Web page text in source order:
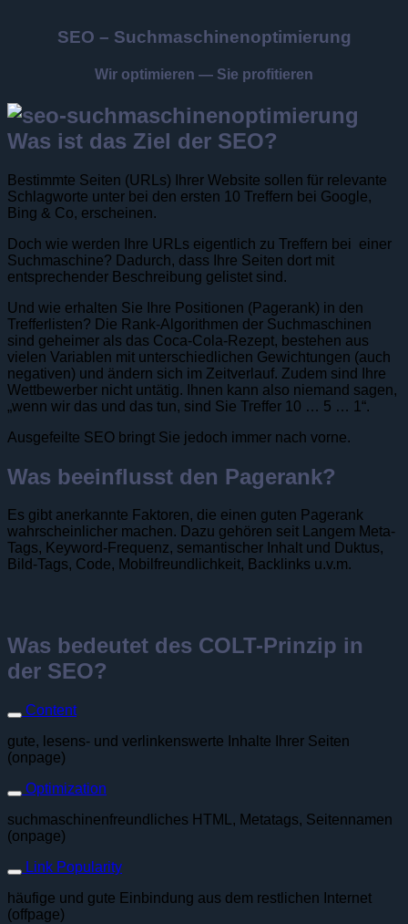
SEO – Suchmaschinenoptimierung
Wir optimieren — Sie profitieren
Was ist das Ziel der SEO?
Bestimmte Seiten (URLs) Ihrer Website sollen für relevante
Schlagworte unter bei den ersten 10 Treffern bei Google,
Bing & Co, erscheinen.
Doch wie werden Ihre URLs eigentlich zu Treffern bei einer
Suchmaschine? Dadurch, dass Ihre Seiten dort mit
entsprechender Beschreibung gelistet sind.
Und wie erhalten Sie Ihre Positionen (Pagerank) in den
Trefferlisten? Die Rank-Algorithmen der Suchmaschinen
sind geheimer als das Coca-Cola-Rezept, bestehen aus
vielen Variablen mit unterschiedlichen Gewichtungen (auch
negativen) und ändern sich im Zeitverlauf. Zudem sind Ihre
Wettbewerber nicht untätig. Ihnen kann also niemand sagen,
„wenn wir das und das tun, sind Sie Treffer 10 … 5 … 1“.
Ausgefeilte SEO bringt Sie jedoch immer nach vorne.
Was beeinflusst den Pagerank?
Es gibt anerkannte Faktoren, die einen guten Pagerank
wahrscheinlicher machen. Dazu gehören seit Langem Meta-
Tags, Keyword-Frequenz, semantischer Inhalt und Duktus,
Bild-Tags, Code, Mobilfreundlichkeit, Backlinks u.v.m.
Was bedeutet des COLT-Prinzip in
der SEO?
Content
gute, lesens- und verlinkenswerte Inhalte Ihrer Seiten
(onpage)
Optimization
suchmaschinenfreundliches HTML, Metatags, Seitennamen
(onpage)
Link Popularity
häufige und gute Einbindung aus dem restlichen Internet
(offpage)